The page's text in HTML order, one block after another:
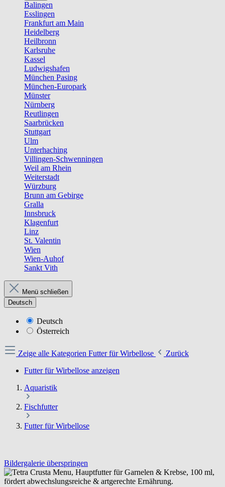
Balingen
Esslingen
Frankfurt am Main
Heidelberg
Heilbronn
Karlsruhe
Kassel
Ludwigshafen
München Pasing
München-Europark
Münster
Nürnberg
Reutlingen
Saarbrücken
Stuttgart
Ulm
Unterhaching
Villingen-Schwenningen
Weil am Rhein
Weiterstadt
Würzburg
Brunn am Gebirge
Gralla
Innsbruck
Klagenfurt
Linz
St. Valentin
Wien
Wien-Auhof
Sankt Vith
Menü schließen
Deutsch
Deutsch
Österreich
Zeige alle Kategorien Futter für Wirbellose
Zurück
Futter für Wirbellose anzeigen
Aquaristik
Fischfutter
Futter für Wirbellose
Bildergalerie überspringen